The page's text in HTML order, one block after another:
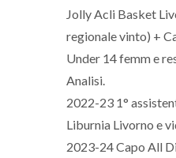
Jolly Acli Basket
regionale vinto) +
Under 14 femm e
Analisi.
2022-23 1°
Liburnia Livorno e
2023-24 Capo All